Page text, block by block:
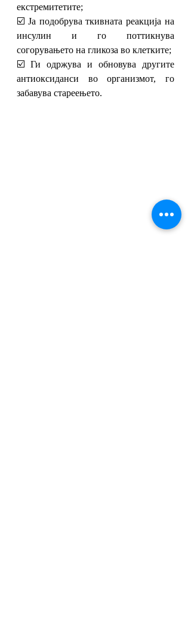
екстремитетите;
☑️ Ја подобрува ткивната реакција на
инсулин и го поттикнува
согорувањето на гликоза во клетките;
☑️ Ги одржува и обновува другите
антиоксиданси во организмот, го
забавува стареењето.